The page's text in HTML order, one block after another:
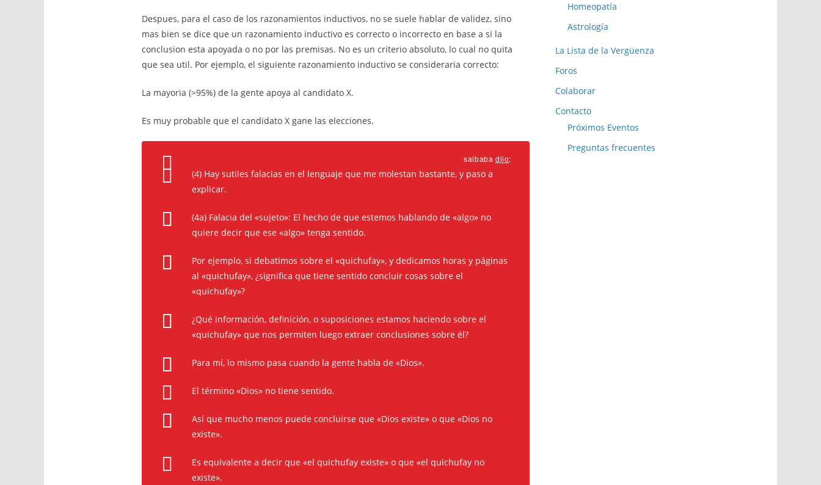
Despues, para el caso de los razonamientos inductivos, no se suele hablar de validez, sino
mas bien se dice que un razonamiento inductivo es correcto o incorrecto en base a si la
conclusion esta apoyada o no por las premisas. No es un criterio absoluto, lo cual no quita
que sea util. Por ejemplo, el siguiente razonamiento inductivo se consideraria correcto:
La mayoria (>95%) de la gente apoya al candidato X.
Es muy probable que el candidato X gane las elecciones.
saibaba dijo:
(4) Hay sutiles falacias en el lenguaje que me molestan bastante, y paso a
explicar.
(4a) Falacia del «sujeto»: El hecho de que estemos hablando de «algo» no
quiere decir que ese «algo» tenga sentido.
Por ejemplo, si debatimos sobre el «quichufay», y dedicamos horas y páginas
al «quichufay», ¿significa que tiene sentido concluir cosas sobre el
«quichufay»?
¿Qué información, definición, o suposiciones estamos haciendo sobre el
«quichufay» que nos permiten luego extraer conclusiones sobre él?
Para mí, lo mismo pasa cuando la gente habla de «Dios».
El término «Dios» no tiene sentido.
Así que mucho menos puede concluirse que «Dios existe» o que «Dios no
existe».
Es equivalente a decir que «el quichufay existe» o que «el quichufay no
existe».
Homeopatía
Astrología
La Lista de la Vergüenza
Foros
Colaborar
Contacto
Próximos Eventos
Preguntas frecuentes